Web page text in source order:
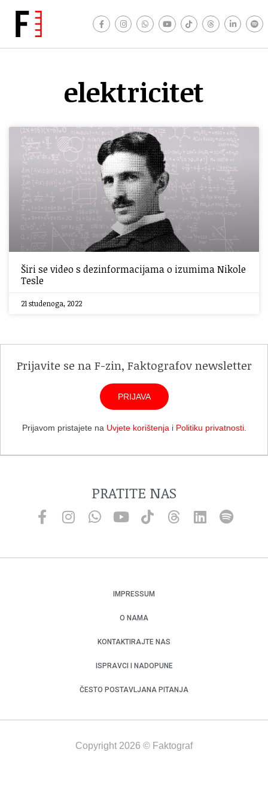
elektricitet
Širi se video s dezinformacijama o izumima Nikole
Tesle
21 studenoga, 2022
Prijavite se na F-zin, Faktografov newsletter
PRIJAVA
Prijavom pristajete na Uvjete korištenja i Politiku privatnosti.
PRATITE NAS
IMPRESSUM
O NAMA
KONTAKTIRAJTE NAS
ISPRAVCI I NADOPUNE
ČESTO POSTAVLJANA PITANJA
Copyright 2026 © Faktograf